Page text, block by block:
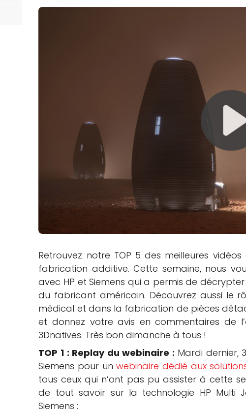
Retrouvez notre TOP 5 des meilleures
fabrication additive. Cette semaine, nous
avec HP et Siemens qui a permis de
du fabricant américain. Découvrez aussi le
médical et dans la fabrication de pièces
et donnez votre avis en commentaires de
3Dnatives. Très bon dimanche à tous !
TOP 1 : Replay du webinaire : Mardi dernier,
Siemens pour unwebinaire dédié aux
tous ceux qui n’ont pas pu assister à cette
de tout savoir sur la technologie HP Multi
Siemens :